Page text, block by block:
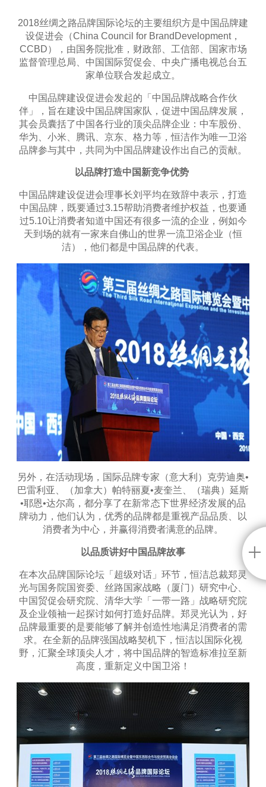
2018丝绸之路品牌国际论坛的主要组织方是中国品牌建
设促进会（China Council for BrandDevelopment，
CCBD），由国务院批准，财政部、工信部、国家市场
监督管理总局、中国国际贸促会、中央广播电视总台五
家单位联合发起成立。
中国品牌建设促进会发起的「中国品牌战略合作伙
伴」，旨在建设中国品牌国家队，促进中国品牌发展，
其会员囊括了中国各行业的顶尖品牌企业：中车股份、
华为、小米、腾讯、京东、格力等，恒洁作为唯一卫浴
品牌参与其中，共同为中国品牌建设作出自己的贡献。
以品牌打造中国新竞争优势
中国品牌建设促进会理事长刘平均在致辞中表示，打造
中国品牌，既要通过3.15帮助消费者维护权益，也要通
过5.10让消费者知道中国还有很多一流的企业，例如今
天到场的就有一家来自佛山的世界一流卫浴企业（恒
洁），他们都是中国品牌的代表。
另外，在活动现场，国际品牌专家（意大利）克劳迪奥•
巴雷利亚、（加拿大）帕特丽夏•麦奎兰、（瑞典）延斯
•耶恩•达尔高，都分享了在新常态下世界经济发展的品
牌动力，他们认为，优秀的品牌都是重视产品品质、以
消费者为中心，并赢得消费者满意的品牌。
以品质讲好中国品牌故事
在本次品牌国际论坛「超级对话」环节，恒洁总裁郑灵
光与国务院国资委、丝路国家战略（厦门）研究中心、
中国贸促会研究院、清华大学「一带一路」战略研究院
及企业领袖一起探讨如何打造好品牌。郑灵光认为，好
品牌最重要的是要能够了解并创造性地满足消费者的需
求。在全新的品牌强国战略契机下，恒洁以国际化视
野，汇聚全球顶尖人才，将中国品牌的智造标准拉至新
高度，重新定义中国卫浴！